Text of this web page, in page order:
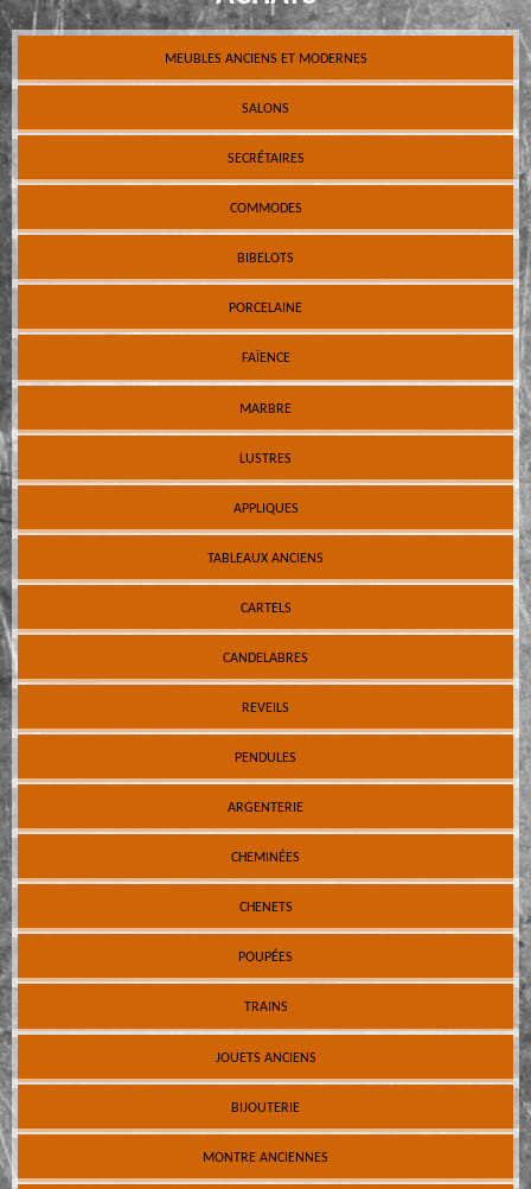
MEUBLES ANCIENS ET MODERNES
SALONS
SECRÉTAIRES
COMMODES
BIBELOTS
PORCELAINE
FAÏENCE
MARBRE
LUSTRES
APPLIQUES
TABLEAUX ANCIENS
CARTELS
CANDELABRES
REVEILS
PENDULES
ARGENTERIE
CHEMINÉES
CHENETS
POUPÉES
TRAINS
JOUETS ANCIENS
BIJOUTERIE
MONTRE ANCIENNES